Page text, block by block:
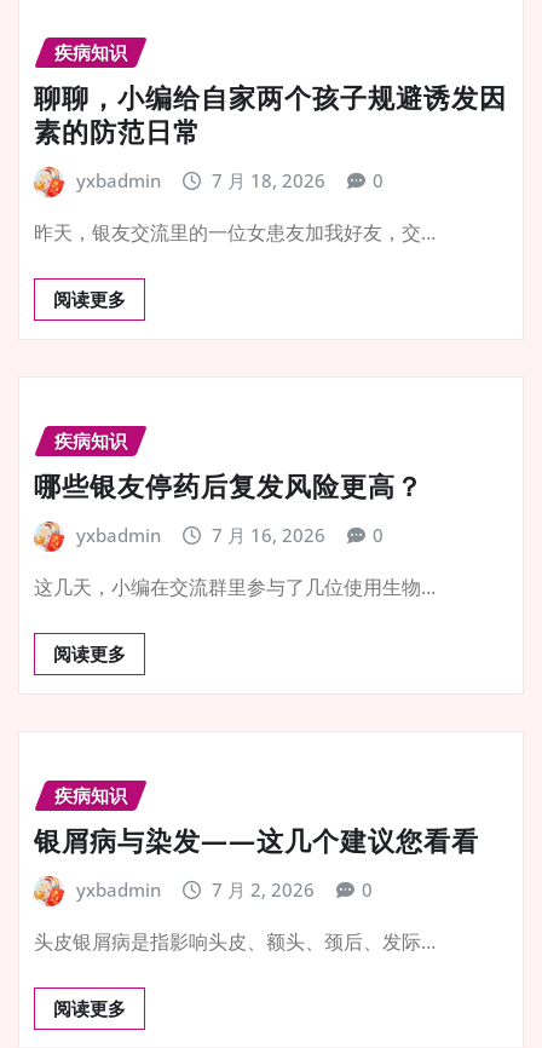
疾病知识
聊聊，小编给自家两个孩子规避诱发因
素的防范日常
yxbadmin 7 月 18, 2026 0
昨天，银友交流里的一位女患友加我好友，交…
阅读更多
疾病知识
哪些银友停药后复发风险更高？
yxbadmin 7 月 16, 2026 0
这几天，小编在交流群里参与了几位使用生物…
阅读更多
疾病知识
银屑病与染发——这几个建议您看看
yxbadmin 7 月 2, 2026 0
头皮银屑病是指影响头皮、额头、颈后、发际…
阅读更多